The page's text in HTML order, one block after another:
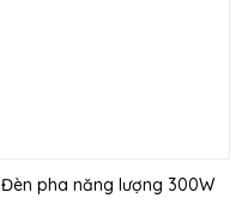
Đèn pha năng lượng 300W